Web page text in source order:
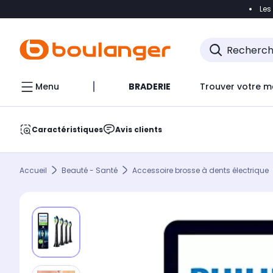
Accéder
Menu BRADERIE Trouver votre
Caractéristiques Avis clients
Accueil Beauté - Santé Accessoire brosse à dents électrique